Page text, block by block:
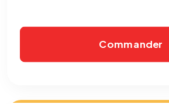
Commander
Cookies analytiques
(pages visitées, durée de visite) pour
Permettent d'afficher des publicités